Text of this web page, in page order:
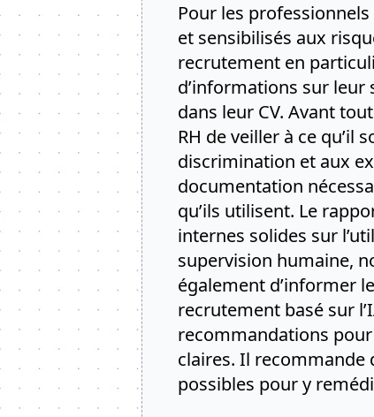
Pour les
et sensibilisés aux
recrutement en
d’informations sur
dans leur CV. Avant
RH de veiller à ce
discrimination et aux
documentation
qu’ils utilisent. Le
internes solides sur
supervision humaine,
également d’informer
recrutement basé sur
recommandations
claires. Il recommande
possibles pour y